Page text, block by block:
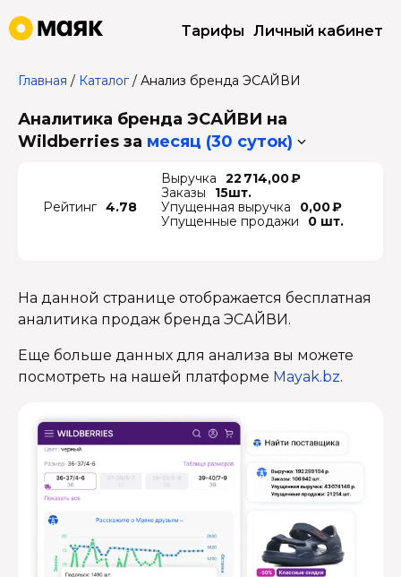
Тарифы Личный кабинет
Главная / Каталог/ Анализ бренда ЭСАЙВИ
Аналитика бренда ЭСАЙВИ на
Wildberries за месяц (30 суток)
Рейтинг 4.78
Выручка
22 714,00 ₽
Заказы
15шт.
Упущенная выручка
0,00 ₽
Упущенные продажи
0 шт.
На данной странице отображается бесплатная
аналитика продаж бренда ЭСАЙВИ.
Еще больше данных для анализа вы можете
посмотреть на нашей платформе Mayak.bz.